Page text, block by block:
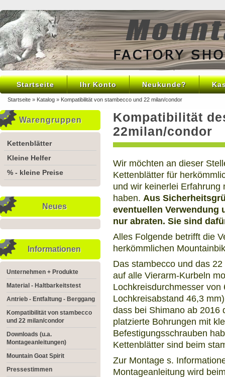
Startseite Ihr Konto Neukunde?
Startseite » Katalog » Kompatibilität von stambecco und 22 milan/condor
Warengruppen
Kettenblätter
Kleine Helfer
% - kleine Preise
Neues
Informationen
Unternehmen + Produkte
Material - Haltbarkeitstest
Antrieb - Entfaltung - Berggang
Kompatibilität von stambecco
und 22 milan/condor
Downloads (u.a.
Montageanleitungen)
Mountain Goat Spirit
Pressestimmen
Kompatibilität
22milan/condor
Wir möchten an dieser
Kettenblätter für
und wir keinerlei Erfahrung
haben. Aus
eventuellen Verwendung
nur abraten. Sie sind
Alles Folgende betrifft die
herkömmlichen
Das stambecco und das
auf alle Vierarm-Kurbeln
Lochkreisdurchmesser
Lochkreisabstand 46,3
dass bei Shimano ab 2016
platzierte Bohrungen mit
Befestigungsschrauben
Kettenblätter sind beim
Zur Montage s.
Montageanleitung wird